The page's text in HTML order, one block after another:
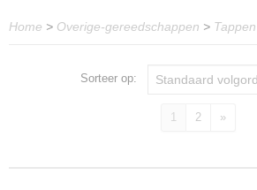
Home > Overige-gereedschappen > Tappen
Sorteer op:
1 2 »